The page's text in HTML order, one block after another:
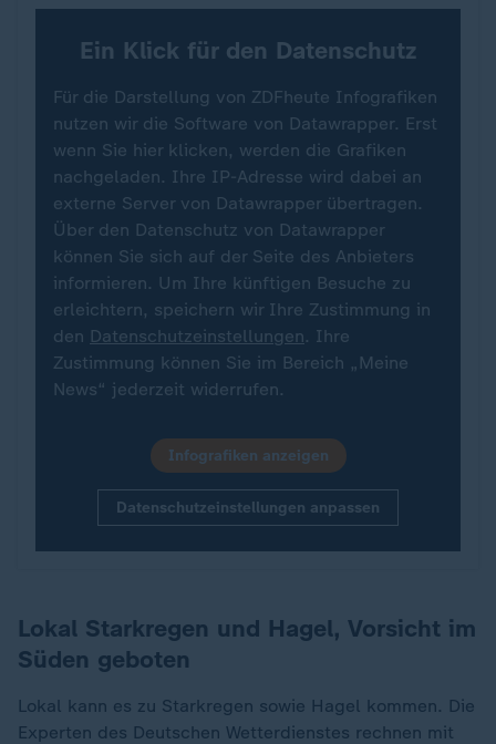
Ein Klick für den Datenschutz
Für die Darstellung von ZDFheute Infografiken
nutzen wir die Software von Datawrapper. Erst
wenn Sie hier klicken, werden die Grafiken
nachgeladen. Ihre IP-Adresse wird dabei an
externe Server von Datawrapper übertragen.
Über den Datenschutz von Datawrapper
können Sie sich auf der Seite des Anbieters
informieren. Um Ihre künftigen Besuche zu
erleichtern, speichern wir Ihre Zustimmung in
den Datenschutzeinstellungen. Ihre
Zustimmung können Sie im Bereich „Meine
News“ jederzeit widerrufen.
Infografiken anzeigen
Datenschutzeinstellungen anpassen
Lokal Starkregen und Hagel, Vorsicht im
Süden geboten
Lokal kann es zu Starkregen sowie Hagel kommen. Die
Experten des Deutschen Wetterdienstes rechnen mit